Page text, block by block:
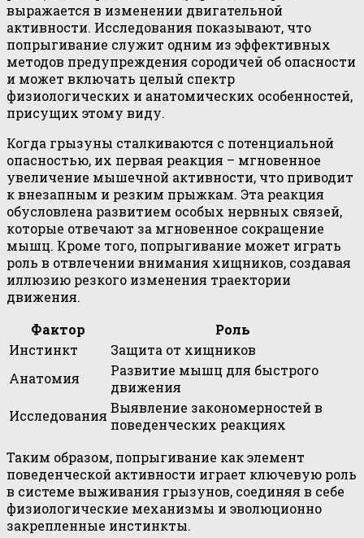
выражается в изменении двигательной
активности. Исследования показывают, что
попрыгивание служит одним из эффективных
методов предупреждения сородичей об опасности
и может включать целый спектр
физиологических и анатомических особенностей,
присущих этому виду.
Когда грызуны сталкиваются с потенциальной
опасностью, их первая реакция – мгновенное
увеличение мышечной активности, что приводит
к внезапным и резким прыжкам. Эта реакция
обусловлена развитием особых нервных связей,
которые отвечают за мгновенное сокращение
мышц. Кроме того, попрыгивание может играть
роль в отвлечении внимания хищников, создавая
иллюзию резкого изменения траектории
движения.
Фактор
Роль
Инстинкт
Защита от хищников
Анатомия
Развитие мышц для быстрого
движения
Исследования Выявление закономерностей в
поведенческих реакциях
Таким образом, попрыгивание как элемент
поведенческой активности играет ключевую роль
в системе выживания грызунов, соединяя в себе
физиологические механизмы и эволюционно
закрепленные инстинкты.